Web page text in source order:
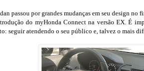
passou por grandes mudanças em seu design
do myHonda Connect na versão EX. É
seguir atendendo o seu público e, talvez o mais